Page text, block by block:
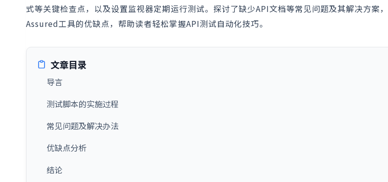
式等关键检查点，以及设置监视器定期运行测试。探讨了缺少API文档等常见问题及其解决方案
Assured工具的优缺点，帮助读者轻松掌握API测试自动化技巧。
文章目录
导言
测试脚本的实施过程
常见问题及解决办法
优缺点分析
结论